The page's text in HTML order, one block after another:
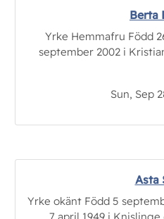
Berta
Yrke Hemmafru Född
september 2002 i
Sun, Sep
Asta
Yrke okänt Född 5